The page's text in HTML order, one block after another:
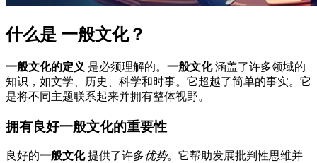
什么是 一般文化？
一般文化的定义 是必须理解的。 一般文化涵盖了许多领域的
知识，如文学、历史、科学和时事。它超越了简单的事实。它
是将不同主题联系起来并拥有整体视野。
拥有良好一般文化的重要性
良好的一般文化提供了许多优势。它帮助发展批判性思维并